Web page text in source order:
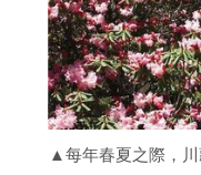
▲每年春夏之際，